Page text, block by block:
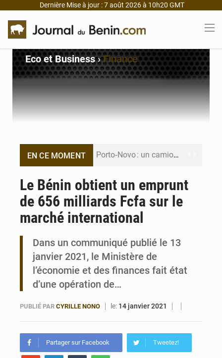
Dernière Mise à jour : 7 août 2026 à 10h20 GMT
Eco et Business›Finance
EN CE MOMENT Porto‑Novo : un camion de produits pétroliers embrase Avakpa
Bénin : Djogbénou inspecte le chantier du siège de l’Assemblée
Bénin : Le CEG La Verdure de Ouèdo fait sa mue pour la rentrée
Le Bénin obtient un emprunt
de 656 milliards Fcfa sur le
marché international
Dans un communiqué publié le 13
janvier 2021, le Ministère de
l’économie et des finances fait état
d’une opération de…
PUBLIÉ PAR CYRILLE NONO le: 14 janvier 2021
Partager sur Facebook Tweetez!